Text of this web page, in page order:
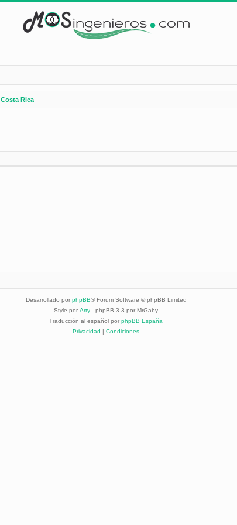
Costa Rica
Desarrollado por phpBB® Forum Software © phpBB Limited
Style por Arty - phpBB 3.3 por MrGaby
Traducción al español por phpBB España
Privacidad | Condiciones